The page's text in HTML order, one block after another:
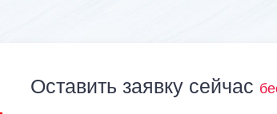
Оставить заявку сейчас